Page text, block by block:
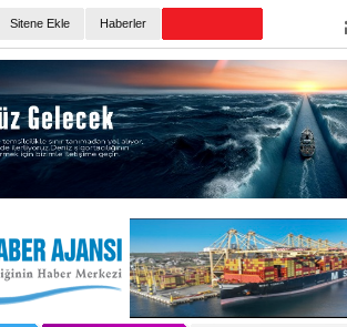
Sitene Ekle Haberler
TAYK -